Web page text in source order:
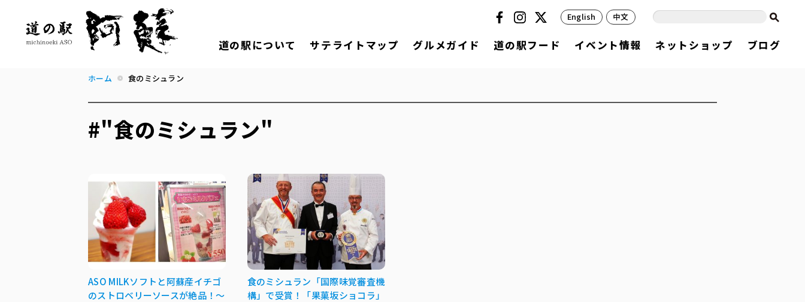
道の駅について サテライトマップ グルメガイド 道の駅フード イベント情報 ネットショップ ブログ
English 中文
ホーム 食のミシュラン
#"食のミシュラン"
ASO MILKソフトと阿蘇産イチゴ
のストロベリーソースが絶品！～
食のミシュラン「国際味覚審査機
構」で受賞！「果菓坂ショコラ」